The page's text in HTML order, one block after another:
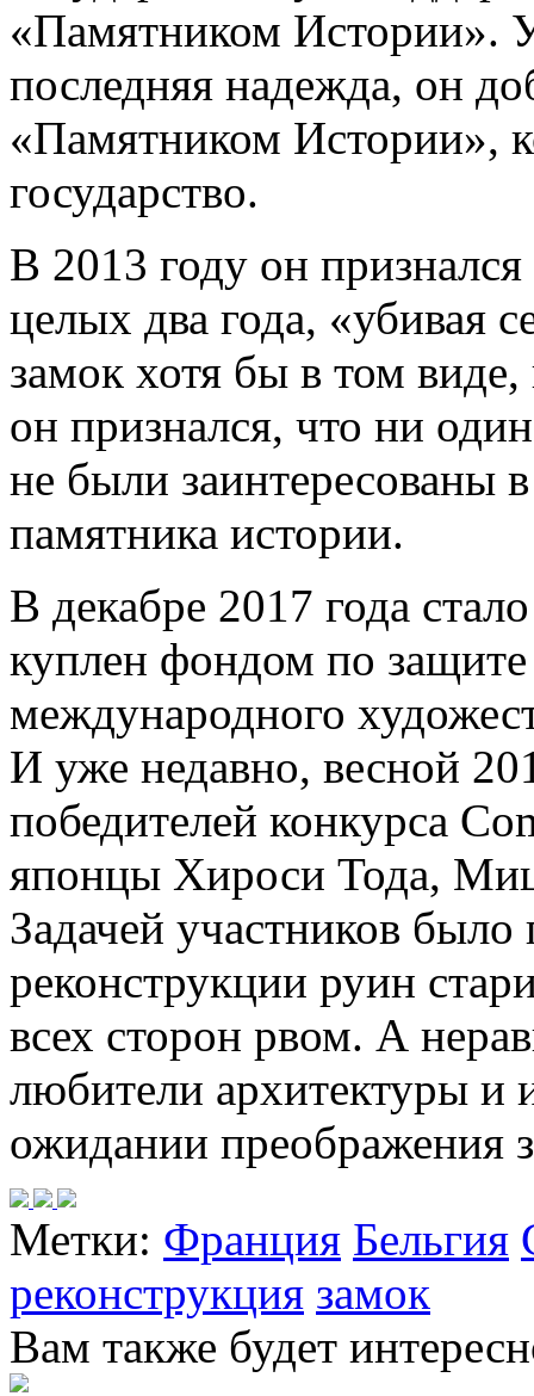
«Памятником Истории». У
последняя надежда, он
«Памятником Истории»,
государство.
В 2013 году он признался
целых два года, «убивая
замок хотя бы в том
он признался, что ни
не были заинтересованы
памятника истории.
В декабре 2017 года
куплен фондом по
международного
И уже недавно, весной
победителей конкурса
японцы Хироси Тода,
Задачей участников
реконструкции руин
всех сторон рвом. А
любители архитектуры и
ожидании преображения
Метки: Франция Бельгия
реконструкция замок
Вам также будет